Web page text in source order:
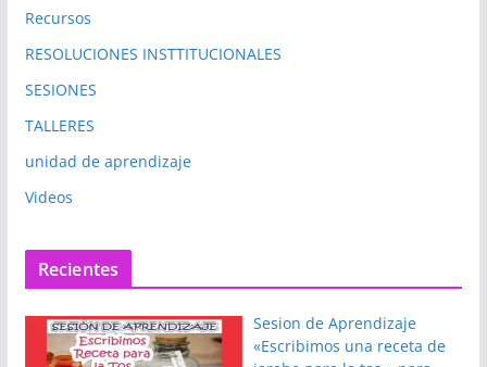
Recursos
RESOLUCIONES INSTTITUCIONALES
SESIONES
TALLERES
unidad de aprendizaje
Videos
Recientes
Sesion de Aprendizaje
«Escribimos una receta de